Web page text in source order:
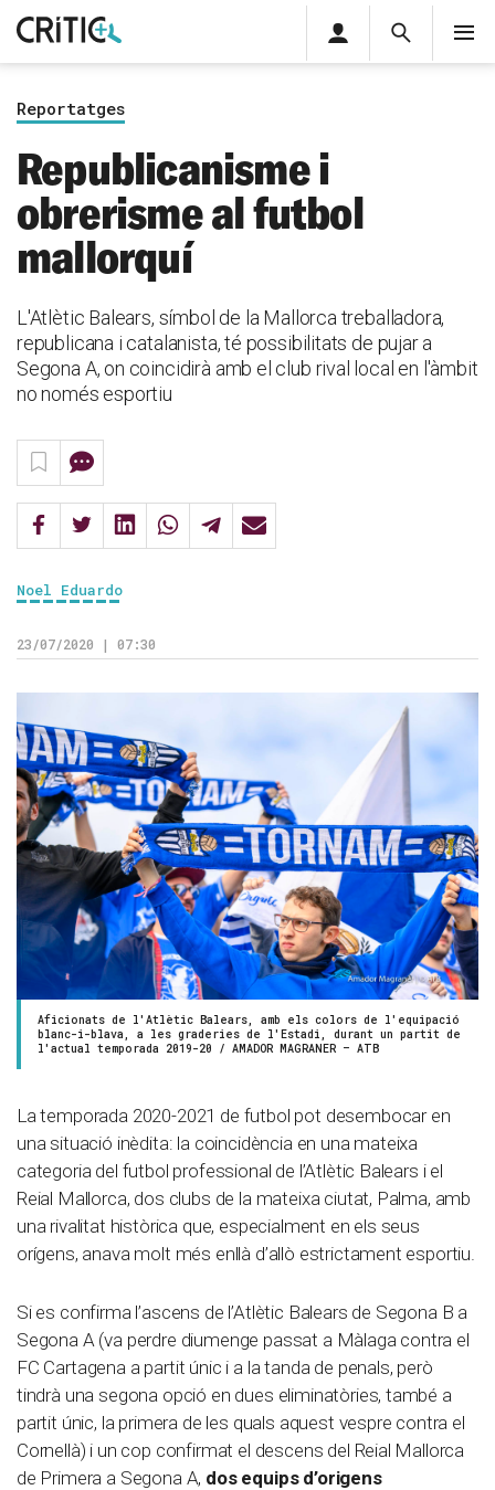
Cerca
privada
Inicia sessió
Reportatges
Republicanisme i
obrerisme al futbol
mallorquí
L'Atlètic Balears, símbol de la Mallorca treballadora,
republicana i catalanista, té possibilitats de pujar a
Segona A, on coincidirà amb el club rival local en l'àmbit
no només esportiu
Noel Eduardo
23/07/2020 | 07:30
Aficionats de l'Atlètic Balears, amb els colors de l'equipació
blanc-i-blava, a les graderies de l'Estadi, durant un partit de
l'actual temporada 2019-20 / AMADOR MAGRANER – ATB
La temporada 2020-2021 de futbol pot desembocar en
una situació inèdita: la coincidència en una mateixa
categoria del futbol professional de l’Atlètic Balears i el
Reial Mallorca, dos clubs de la mateixa ciutat, Palma, amb
una rivalitat històrica que, especialment en els seus
orígens, anava molt més enllà d’allò estrictament esportiu.
Si es confirma l’ascens de l’Atlètic Balears de Segona B a
Segona A (va perdre diumenge passat a Màlaga contra el
FC Cartagena a partit únic i a la tanda de penals, però
tindrà una segona opció en dues eliminatòries, també a
partit únic, la primera de les quals aquest vespre contra el
Cornellà) i un cop confirmat el descens del Reial Mallorca
de Primera a Segona A, dos equips d’origens